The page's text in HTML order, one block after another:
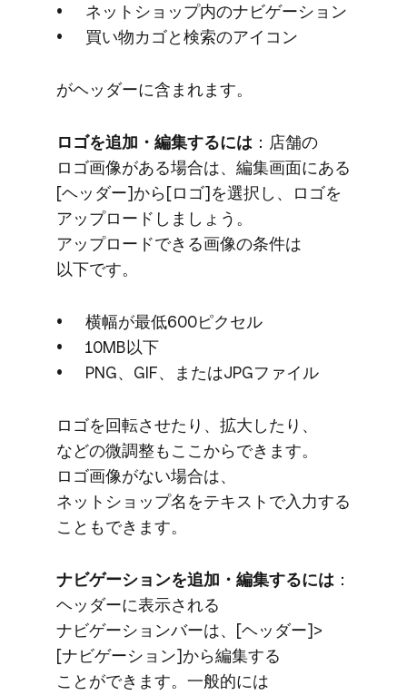
ネットショップ内の​ナビゲーション
買い物カゴと​検索の​アイコン
が​ヘッダーに​含まれます。
ロゴを​追加・編集するには ​：店舗の​
ロゴ画像が​ある​場合は、​編集画面に​ある​
[ヘッダー]から​[ロゴ]を​選択し、​ロゴを​
アップロードしましょう。​
アップロードできる​画像の​条件は​
以下です。
横幅が​最低600ピクセル
10MB以下
PNG、​GIF、​または​JPGファイル
ロゴを​回転させたり、​拡大したり、​
などの​微調整も​ここから​できます。​
ロゴ画像が​ない​場合は、​
ネットショップ名を​テキストで​入力する​
ことも​できます。
ナビゲーションを​追加・編集するには ​：
ヘッダーに​表示される​
ナビゲーションバーは、​[ヘッダー]>
[ナビゲーション]から​編集する​
ことができます。​一般的には​